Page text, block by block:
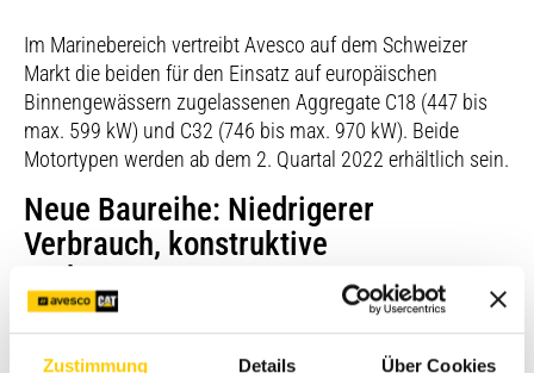
Zustimmung Details Über Cookies
Im Marinebereich vertreibt Avesco auf dem Schweizer
Markt die beiden für den Einsatz auf europäischen
Binnengewässern zugelassenen Aggregate C18 (447 bis
max. 599 kW) und C32 (746 bis max. 970 kW). Beide
Motortypen werden ab dem 2. Quartal 2022 erhältlich sein.
Neue Baureihe: Niedrigerer
Verbrauch, konstruktive
Verbesserungen